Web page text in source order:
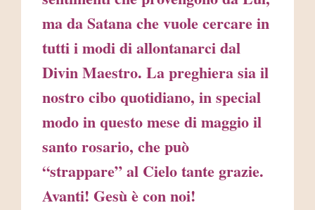
ma da Satana che vuole cercare in
tutti i modi di allontanarci dal
Divin Maestro. La preghiera sia il
nostro cibo quotidiano, in special
modo in questo mese di maggio il
santo rosario, che può
“strappare” al Cielo tante grazie.
Avanti! Gesù è con noi!